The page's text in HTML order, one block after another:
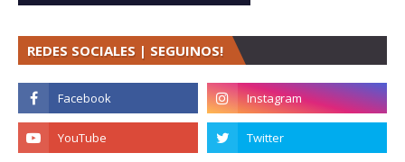
REDES SOCIALES | SEGUINOS!